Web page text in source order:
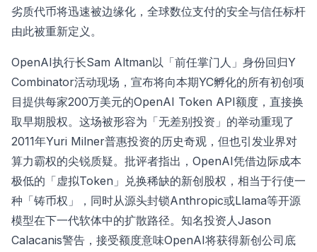
劣质代币将迅速被边缘化，全球数位支付的安全与信任标杆
由此被重新定义。
OpenAI执行长Sam Altman以「前任掌门人」身份回归Y
Combinator活动现场，宣布将向本期YC孵化的所有初创项
目提供每家200万美元的OpenAI Token API额度，直接换
取早期股权。这场被形容为「无差别投资」的举动重现了
2011年Yuri Milner普惠投资的历史奇观，但也引发业界对
算力霸权的尖锐质疑。批评者指出，OpenAI凭借边际成本
极低的「虚拟Token」兑换稀缺的新创股权，相当于行使一
种「铸币权」，同时从源头封锁Anthropic或Llama等开源
模型在下一代软体中的扩散路径。知名投资人Jason
Calacanis警告，接受额度意味OpenAI将获得新创公司底